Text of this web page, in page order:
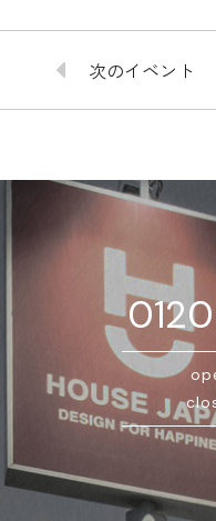
次のイベント